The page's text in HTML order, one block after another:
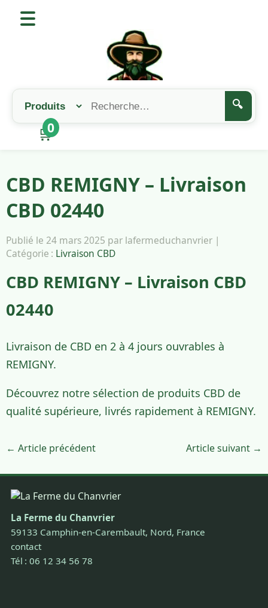
🔍
🛒
0
CBD REMIGNY – Livraison
CBD 02440
Publié le 24 mars 2025 par lafermeduchanvrier |
Catégorie : Livraison CBD
CBD REMIGNY – Livraison CBD
02440
Livraison de CBD en 2 à 4 jours ouvrables à
REMIGNY.
Découvrez notre sélection de produits CBD de
qualité supérieure, livrés rapidement à REMIGNY.
← Article précédent Article suivant →
La Ferme du Chanvrier
59133 Camphin-en-Carembault, Nord, France
contact
Tél : 06 12 34 56 78